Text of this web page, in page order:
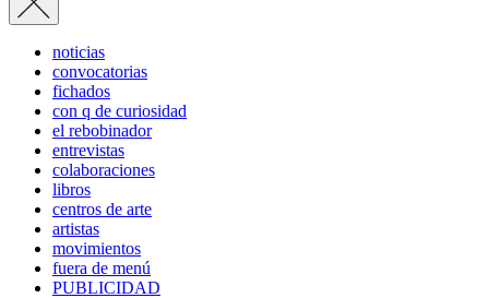
noticias
convocatorias
fichados
con q de curiosidad
el rebobinador
entrevistas
colaboraciones
libros
centros de arte
artistas
movimientos
fuera de menú
PUBLICIDAD